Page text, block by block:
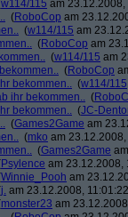
w114/115 am
(RoboCop am
(w114/115 am
(RoboCop am
(w114/115 am
(RoboCop
bekommen.. (w114/115
ihr bekommen.. (
bekommen.. (JC-
(Games2Game am
(mko am
(Games2Game
Psylence am 23.12.2008,
Winnie_Pooh am
j. am 23.12.2008,
monster23 am